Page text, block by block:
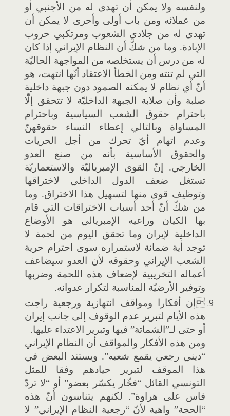
ولنفسه ولا يمكن أن تهدى له من الأجنبي أو
من عملائه ومن باب أولى وأحرى لا يمكن أن
تهدى له من جلادي الشعوب ومرتكبي حروب
الإبادة. وما من شكّ أن النظام الإيراني إذا كان
له من درس أن يستخلصه من المواجهة الحاليّة
التي لم تنته ومن الخطأ الاعتقاد أنّها انتهت، هو
أنّ أي نظام لا يمكنه الصمود دون جبهة داخلية
صلبة وأن صلابة الجبهة الداخليّة لا تتحقق إلّا
باحترام حقوق الشعب السياسية وباحترام
المساواة وبالتالي إعطاء النساء حقوقهنّ
وعدم اتهام أيّ تحرك من أجل الحريات
والحقوق الأساسية بأنه من صنع العدو
الخارجي. إنّ القوى الإمبرياليّة والاستعماريّة
تستغل ضعف الدول الداخلي لاختراقها
وتوظيف قوى منها لتسهيل هذا الاختراق. وما
من شكّ أنّ أحد أسباب الاختراقات التي قام
بها الكيان وراعيه الإمبريالي هو الأوضاع
الداخلية لإيران وما تحقق اليوم من لحمة لا
توجد أية ضمانة لاستمراره سوى احترام حرية
الشعب الإيراني وحقوقه لأن العدو سيضاعف
أعماله التخريبية لإضعاف هذه اللحمة وضربها
وتوفير الأرضيّة المناسبة لتكرار عدوانه.
إن أفكارا ومواقف انتهازية ورجعية راجت
هذه الأيام لتبرير عدم الوقوف إلى جانب إيران
أو حتى لـ”الشماتة” فيها وتبرير الاعتداء عليها.
ومن هذه الأفكار والمواقف أن النظام الإيراني
“ديني رجعي يقمع شعبه”. ويستند البعض في
هذا الموقف لتبرير حيادهم وفقا للمثل
التونسي القائل “فخّار يكسّر بعضو” أو “لا تردّ
فاس على هراوة”. لكنهم يتناسون أنّ هذه
“الحجة” واهية لأنّ “رجعية النظام الإيراني” لا